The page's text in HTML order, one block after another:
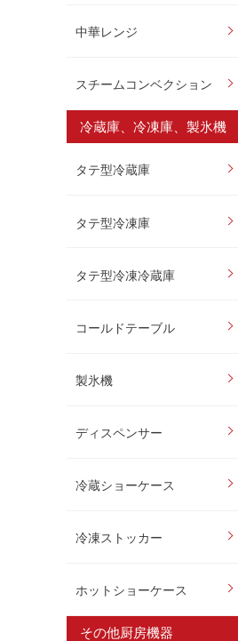
中華レンジ
スチームコンベクション
冷蔵庫、冷凍庫、製氷機
タテ型冷蔵庫
タテ型冷凍庫
タテ型冷凍冷蔵庫
コールドテーブル
製氷機
ディスペンサー
冷蔵ショーケース
冷凍ストッカー
ホットショーケース
その他厨房機器